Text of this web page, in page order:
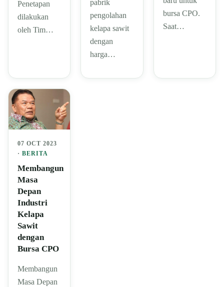
Penetapan
dilakukan
oleh Tim…
pabrik
pengolahan
kelapa sawit
dengan
harga…
bursa CPO.
Saat…
07 OCT 2023
· BERITA
Membangun
Masa
Depan
Industri
Kelapa
Sawit
dengan
Bursa CPO
Membangun
Masa Depan